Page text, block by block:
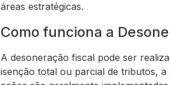
áreas estratégicas.
Como funciona a
A desoneração fiscal pode ser
isenção total ou parcial de tributos, a